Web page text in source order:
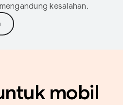
kesalahan.
mobil